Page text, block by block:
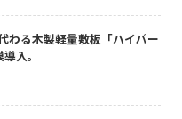
わる木製軽量敷板「ハイパー
入。